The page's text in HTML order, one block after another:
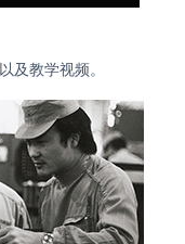
及教学视频。